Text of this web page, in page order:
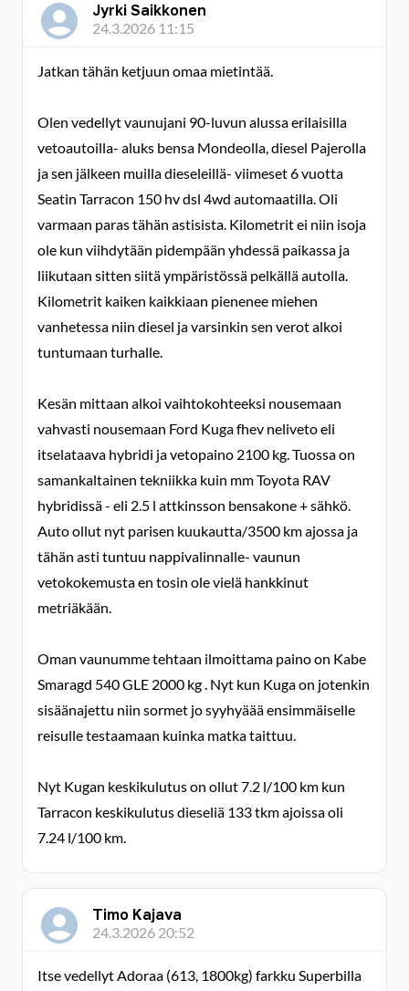
Jyrki Saikkonen
24.3.2026 11:15
Jatkan tähän ketjuun omaa mietintää.
Olen vedellyt vaunujani 90-luvun alussa erilaisilla
vetoautoilla- aluks bensa Mondeolla, diesel Pajerolla
ja sen jälkeen muilla dieseleillä- viimeset 6 vuotta
Seatin Tarracon 150 hv dsl 4wd automaatilla. Oli
varmaan paras tähän astisista. Kilometrit ei niin isoja
ole kun viihdytään pidempään yhdessä paikassa ja
liikutaan sitten siitä ympäristössä pelkällä autolla.
Kilometrit kaiken kaikkiaan pienenee miehen
vanhetessa niin diesel ja varsinkin sen verot alkoi
tuntumaan turhalle.
Kesän mittaan alkoi vaihtokohteeksi nousemaan
vahvasti nousemaan Ford Kuga fhev neliveto eli
itselataava hybridi ja vetopaino 2100 kg. Tuossa on
samankaltainen tekniikka kuin mm Toyota RAV
hybridissä - eli 2.5 l attkinsson bensakone + sähkö.
Auto ollut nyt parisen kuukautta/3500 km ajossa ja
tähän asti tuntuu nappivalinnalle- vaunun
vetokokemusta en tosin ole vielä hankkinut
metriäkään.
Oman vaunumme tehtaan ilmoittama paino on Kabe
Smaragd 540 GLE 2000 kg . Nyt kun Kuga on jotenkin
sisäänajettu niin sormet jo syyhyäää ensimmäiselle
reisulle testaamaan kuinka matka taittuu.
Nyt Kugan keskikulutus on ollut 7.2 l/100 km kun
Tarracon keskikulutus dieseliä 133 tkm ajoissa oli
7.24 l/100 km.
Timo Kajava
24.3.2026 20:52
Itse vedellyt Adoraa (613, 1800kg) farkku Superbilla